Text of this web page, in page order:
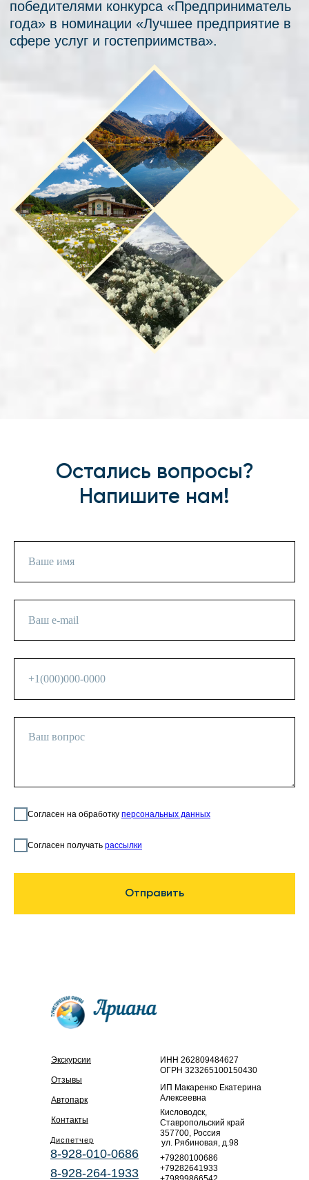
Остались вопросы?
Напишите нам!
Согласен на обработку персональных данных
Согласен получать рассылки
Отправить
Экскурсии
Отзывы
Автопарк
Контакты
8-928-010-0686
8-928-264-1933
Диспетчер
ИНН 262809484627
ОГРН 323265100150430
+79280100686
+79282641933
Кисловодск,
Ставропольский край
357700, Россия
ул. Рябиновая, д.98
ИП Макаренко Екатерина
Алексеевна